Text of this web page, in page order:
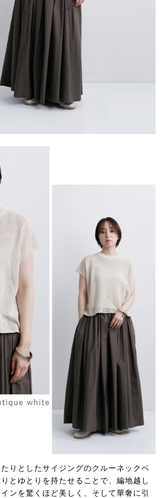
りとしたサイジングのクルーネックベ
とゆとりを持たせることで、編地越し
ンを驚くほど美しく、そして華奢に引